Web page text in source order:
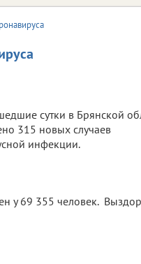
сутки в Брянской
315 новых случаев
инфекции.
у 69 355 человек.